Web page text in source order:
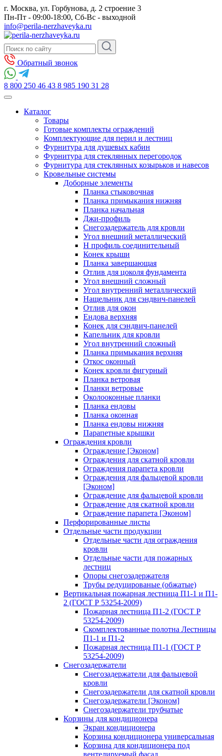
г. Москва, ул. Горбунова, д. 2 строение 3
Пн-Пт - 09:00-18:00, Сб-Вс - выходной
info@perila-nerzhaveyka.ru
Обратный звонок
8 800 250 46 43 8 985 190 31 28
Каталог
Товары
Готовые комплекты ограждений
Комплектующие для перил и лестниц
Фурнитура для душевых кабин
Фурнитура для стеклянных перегородок
Фурнитура для стеклянных козырьков и навесов
Кровельные системы
Доборные элементы
Планка стыковочная
Планка примыкания нижняя
Планка начальная
Джи-профиль
Снегозадержатель для кровли
Угол внешний металлический
Н профиль соединительный
Конек крыши
Планка завершающая
Отлив для цоколя фундамента
Угол внешний сложный
Угол внутренний металлический
Нащельник для сэндвич-панелей
Отлив для окон
Ендова верхняя
Конек для сэндвич-панелей
Капельник для кровли
Угол внутренний сложный
Планка примыкания верхняя
Откос оконный
Конек кровли фигурный
Планка ветровая
Планки ветровые
Околооконные планки
Планка ендовы
Планка оконная
Планка ендовы нижняя
Парапетные крышки
Ограждения кровли
Ограждение [Эконом]
Ограждения для скатной кровли
Ограждения парапета кровли
Ограждения для фальцевой кровли
[Эконом]
Ограждение для фальцевой кровли
Ограждение для скатной кровли
Ограждение парапета [Эконом]
Перфорированные листы
Отдельные части продукции
Отдельные части для ограждения
кровли
Отдельные части для пожарных
лестниц
Опоры снегозадержателя
Трубы редуцированые (обжатые)
Вертикальная пожарная лестница П1-1 и П1-
2 (ГОСТ Р 53254-2009)
Пожарная лестница П1-2 (ГОСТ Р
53254-2009)
Скомплектованные полотна Лестницы
П1-1 и П1-2
Пожарная лестница П1-1 (ГОСТ Р
53254-2009)
Снегозадержатели
Снегозадержатели для фальцевой
кровли
Снегозадержатели для скатной кровли
Снегозадержатели [Эконом]
Снегозадержатели трубчатые
Корзины для кондиционера
Экран кондиционера
Корзина кондиционера универсальная
Корзина для кондиционера под
вентелируемый фасад